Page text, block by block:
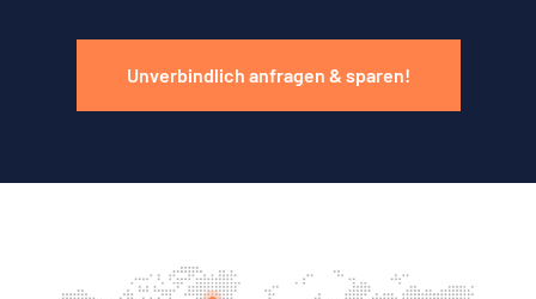
Unverbindlich anfragen & sparen!